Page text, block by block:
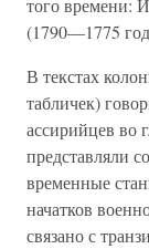
того времени:
(1790—1775
В текстах
табличек)
ассирийцев во
представляли
временные
начатков
связано с